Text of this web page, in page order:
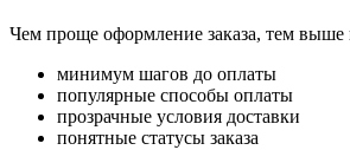
Чем проще оформление заказа, тем выше
минимум шагов до оплаты
популярные способы оплаты
прозрачные условия доставки
понятные статусы заказа